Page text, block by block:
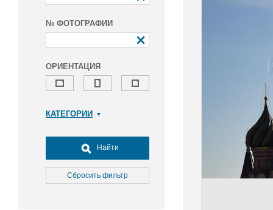
№ ФОТОГРАФИИ
ОРИЕНТАЦИЯ
КАТЕГОРИИ
Досуг, туризм и отдых
Культура
Медицина
Найти
Сбросить фильтр